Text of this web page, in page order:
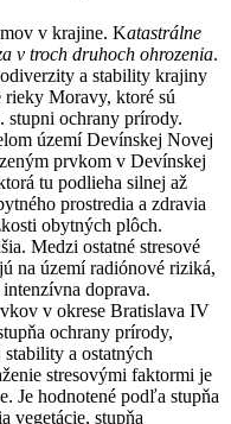
v krajine. Katastrálne
v troch druhoch ohrozenia.
a stability krajiny
Moravy, ktoré sú
stupni ochrany prírody.
území Devínskej Novej
prvkom v Devínskej
tu podlieha silnej až
prostredia a zdravia
obytných plôch.
Medzi ostatné stresové
na území radiónové riziká,
doprava.
v okrese Bratislava IV
ochrany prírody,
a ostatných
stresovými faktormi je
Je hodnotené podľa stupňa
vegetácie, stupňa